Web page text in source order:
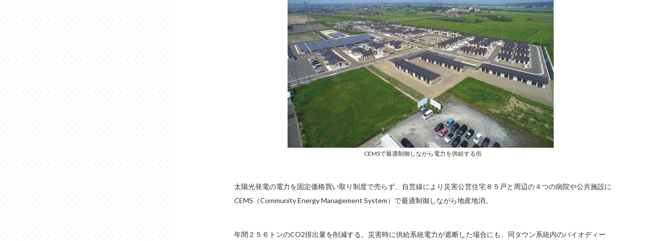
CEMSで最適制御しながら電力を供給する街
太陽光発電の電力を固定価格買い取り制度で売らず、自営線により災害公営住宅８５戸と周辺の４つの病院や公共施設に
CEMS（Community Energy Management System）で最適制御しながら地産地消。
年間２５６トンのCO2排出量を削減する。災害時に供給系統電力が遮断した場合にも、同タウン系統内のバイオディー